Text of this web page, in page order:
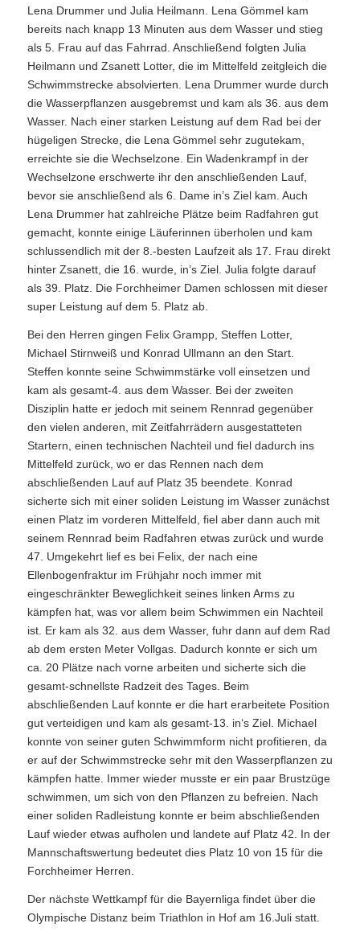
Lena Drummer und Julia Heilmann. Lena Gömmel kam
bereits nach knapp 13 Minuten aus dem Wasser und stieg
als 5. Frau auf das Fahrrad. Anschließend folgten Julia
Heilmann und Zsanett Lotter, die im Mittelfeld zeitgleich die
Schwimmstrecke absolvierten. Lena Drummer wurde durch
die Wasserpflanzen ausgebremst und kam als 36. aus dem
Wasser. Nach einer starken Leistung auf dem Rad bei der
hügeligen Strecke, die Lena Gömmel sehr zugutekam,
erreichte sie die Wechselzone. Ein Wadenkrampf in der
Wechselzone erschwerte ihr den anschließenden Lauf,
bevor sie anschließend als 6. Dame in’s Ziel kam. Auch
Lena Drummer hat zahlreiche Plätze beim Radfahren gut
gemacht, konnte einige Läuferinnen überholen und kam
schlussendlich mit der 8.-besten Laufzeit als 17. Frau direkt
hinter Zsanett, die 16. wurde, in’s Ziel. Julia folgte darauf
als 39. Platz. Die Forchheimer Damen schlossen mit dieser
super Leistung auf dem 5. Platz ab.
Bei den Herren gingen Felix Grampp, Steffen Lotter,
Michael Stirnweiß und Konrad Ullmann an den Start.
Steffen konnte seine Schwimmstärke voll einsetzen und
kam als gesamt-4. aus dem Wasser. Bei der zweiten
Disziplin hatte er jedoch mit seinem Rennrad gegenüber
den vielen anderen, mit Zeitfahrrädern ausgestatteten
Startern, einen technischen Nachteil und fiel dadurch ins
Mittelfeld zurück, wo er das Rennen nach dem
abschließenden Lauf auf Platz 35 beendete. Konrad
sicherte sich mit einer soliden Leistung im Wasser zunächst
einen Platz im vorderen Mittelfeld, fiel aber dann auch mit
seinem Rennrad beim Radfahren etwas zurück und wurde
47. Umgekehrt lief es bei Felix, der nach eine
Ellenbogenfraktur im Frühjahr noch immer mit
eingeschränkter Beweglichkeit seines linken Arms zu
kämpfen hat, was vor allem beim Schwimmen ein Nachteil
ist. Er kam als 32. aus dem Wasser, fuhr dann auf dem Rad
ab dem ersten Meter Vollgas. Dadurch konnte er sich um
ca. 20 Plätze nach vorne arbeiten und sicherte sich die
gesamt-schnellste Radzeit des Tages. Beim
abschließenden Lauf konnte er die hart erarbeitete Position
gut verteidigen und kam als gesamt-13. in‘s Ziel. Michael
konnte von seiner guten Schwimmform nicht profitieren, da
er auf der Schwimmstrecke sehr mit den Wasserpflanzen zu
kämpfen hatte. Immer wieder musste er ein paar Brustzüge
schwimmen, um sich von den Pflanzen zu befreien. Nach
einer soliden Radleistung konnte er beim abschließenden
Lauf wieder etwas aufholen und landete auf Platz 42. In der
Mannschaftswertung bedeutet dies Platz 10 von 15 für die
Forchheimer Herren.
Der nächste Wettkampf für die Bayernliga findet über die
Olympische Distanz beim Triathlon in Hof am 16.Juli statt.